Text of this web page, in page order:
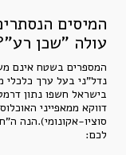
המיסים
עולה "שכן
המספרים בשטח אינם
נדל"ני בעל ערך
בישראל חשפו נתון
דווקא ממאפייני
סוציו-אקונומי).הנה
לכם: